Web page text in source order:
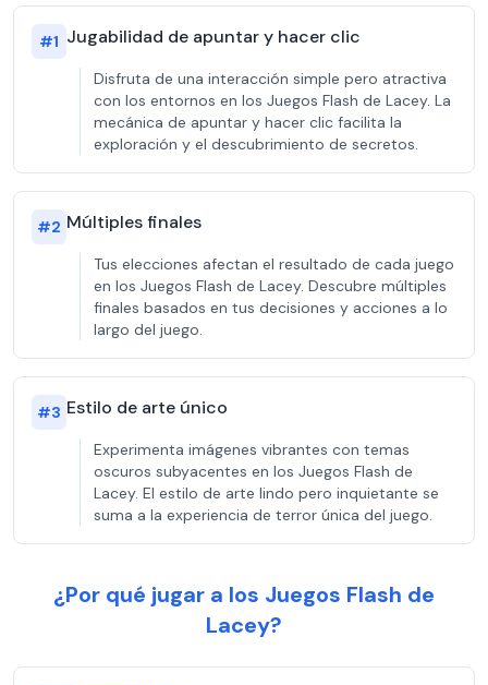
#1 Jugabilidad de apuntar y hacer clic
Disfruta de una interacción simple pero atractiva
con los entornos en los Juegos Flash de Lacey. La
mecánica de apuntar y hacer clic facilita la
exploración y el descubrimiento de secretos.
#2 Múltiples finales
Tus elecciones afectan el resultado de cada juego
en los Juegos Flash de Lacey. Descubre múltiples
finales basados en tus decisiones y acciones a lo
largo del juego.
#3 Estilo de arte único
Experimenta imágenes vibrantes con temas
oscuros subyacentes en los Juegos Flash de
Lacey. El estilo de arte lindo pero inquietante se
suma a la experiencia de terror única del juego.
¿Por qué jugar a los Juegos Flash de
Lacey?